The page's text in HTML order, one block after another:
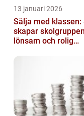
13 januari 2026
Sälja med klassen:
skapar
lönsam och rolig